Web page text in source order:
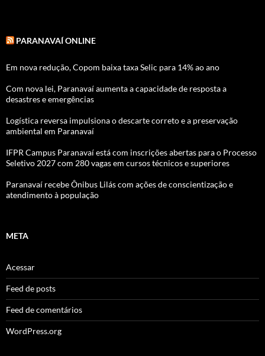
PARANAVAÍ ONLINE
Em nova redução, Copom baixa taxa Selic para 14% ao ano
Com nova lei, Paranavaí aumenta a capacidade de resposta a
desastres e emergências
Logística reversa impulsiona o descarte correto e a preservação
ambiental em Paranavaí
IFPR Campus Paranavaí está com inscrições abertas para o Processo
Seletivo 2027 com 280 vagas em cursos técnicos e superiores
Paranavaí recebe Ônibus Lilás com ações de conscientização e
atendimento à população
META
Acessar
Feed de posts
Feed de comentários
WordPress.org